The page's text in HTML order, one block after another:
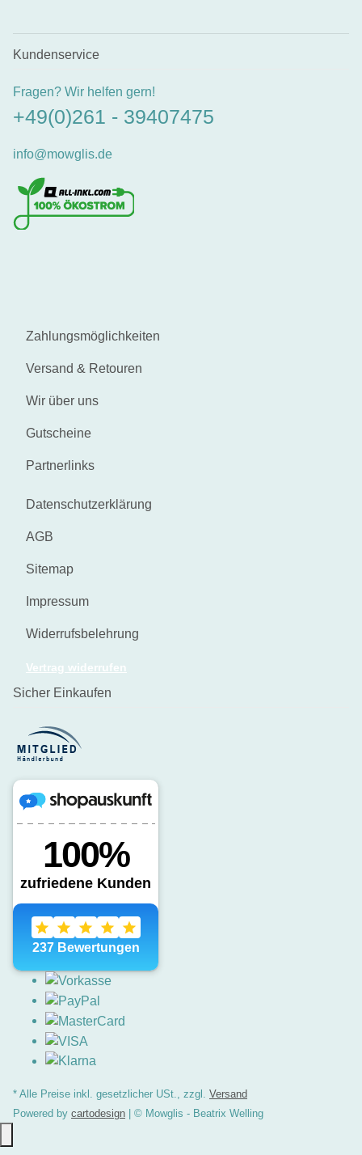
Kundenservice
Fragen? Wir helfen gern!
+49(0)261 - 39407475
info@mowglis.de
Zahlungsmöglichkeiten
Versand & Retouren
Wir über uns
Gutscheine
Partnerlinks
Datenschutzerklärung
AGB
Sitemap
Impressum
Widerrufsbelehrung
Vertrag widerrufen
Sicher Einkaufen
* Alle Preise inkl. gesetzlicher USt., zzgl. Versand
Powered by cartodesign | © Mowglis - Beatrix Welling